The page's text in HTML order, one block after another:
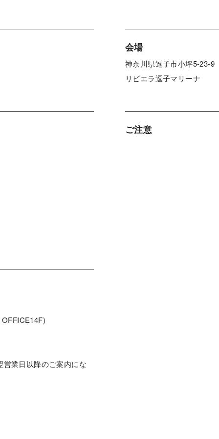
会場
神奈川県逗子市小坪5-23-9
リビエラ逗子マリーナ
ご注意
業日以降のご案内にな